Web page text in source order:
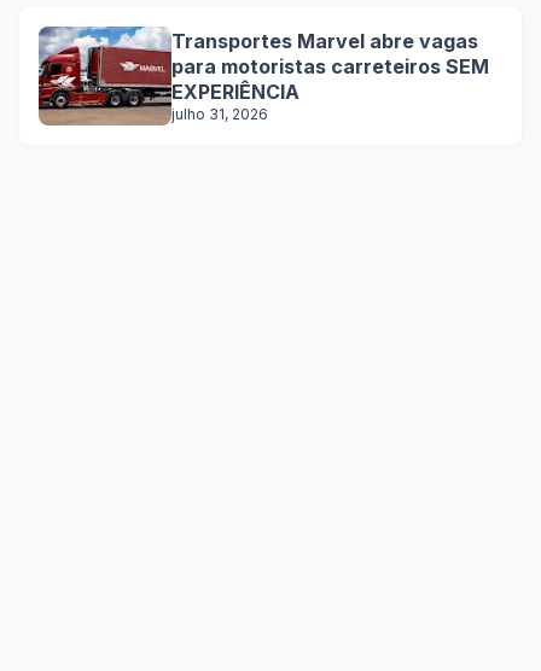
Transportes Marvel abre vagas
para motoristas carreteiros SEM
EXPERIÊNCIA
julho 31, 2026